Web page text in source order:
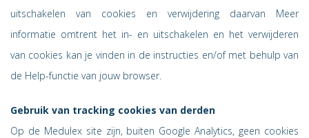
uitschakelen van cookies en verwijdering daarvan Meer
informatie omtrent het in- en uitschakelen en het verwijderen
van cookies kan je vinden in de instructies en/of met behulp van
de Help-functie van jouw browser.
Gebruik van tracking cookies van derden
Op de Medulex site zijn, buiten Google Analytics, geen cookies